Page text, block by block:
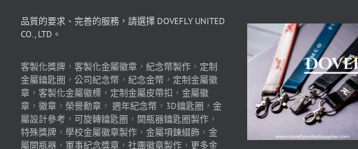
品質的要求、完善的服務，請選擇 DOVEFLY UNITED
CO., LTD。
客製化獎牌 ， 客製化金屬徽章 ， 紀念幣製作 ， 定制
金屬鑰匙圈 ， 公司紀念幣 ， 紀念金幣 ， 定制金屬徽
章 ， 客製化金屬徽標 ， 定制金屬皮帶扣 ， 金屬徽
章 ， 徽章 ， 榮譽勳章 ， 週年紀念幣 ， 3D鑰匙圈 ， 金
屬設計參考 ， 可旋轉鑰匙圈 ， 開瓶器鑰匙圈製作 ，
特殊獎牌 ， 學校金屬徽章製作 ， 金屬項鍊綴飾 ， 金
屬開瓶器 ， 軍事紀念獎章 ， 社團徽章製作 ， 更多金